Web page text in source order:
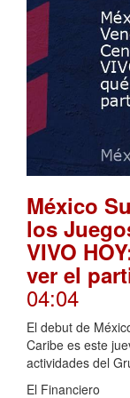
México
los
VIVO
ver el
04:04
El debut de
Caribe es este
actividades del
El Financiero